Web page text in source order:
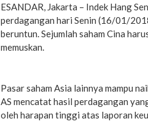
ESANDAR, Jakarta – Indek Hang
perdagangan hari Senin (16/01/
beruntun. Sejumlah saham Cina
memuskan.
Pasar saham Asia lainnya mampu
AS mencatat hasil perdagangan
oleh harapan tinggi atas laporan